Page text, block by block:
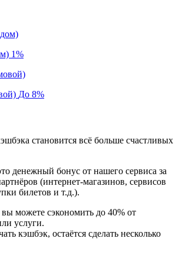
1%
До 8%
становится всё больше счастливых
денежный бонус от нашего сервиса за
(интернет-магазинов, сервисов
билетов и т.д.).
можете сэкономить до 40% от
услуги.
кэшбэк, остаётся сделать несколько